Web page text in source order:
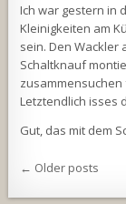
Ich war gestern in
Kleinigkeiten am
sein. Den
Schaltknauf
zusammensuchen
Letztendlich isses
Gut, das mit dem
← Older posts